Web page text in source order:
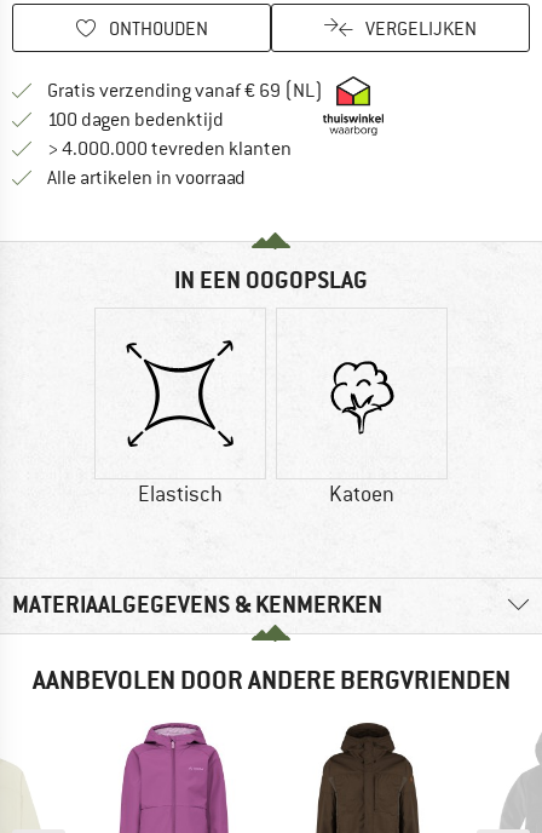
ONTHOUDEN VERGELIJKEN
Gratis verzending vanaf € 69 (NL) Vind hier de
100 dagen bedenktijd Vind de betalingsinformatie hier!
> 4.000.000 tevreden klanten
Alle artikelen in voorraad
IN EEN OOGOPSLAG
Elastisch Katoen
MATERIAALGEGEVENS & KENMERKEN
AANBEVOLEN DOOR ANDERE BERGVRIENDEN